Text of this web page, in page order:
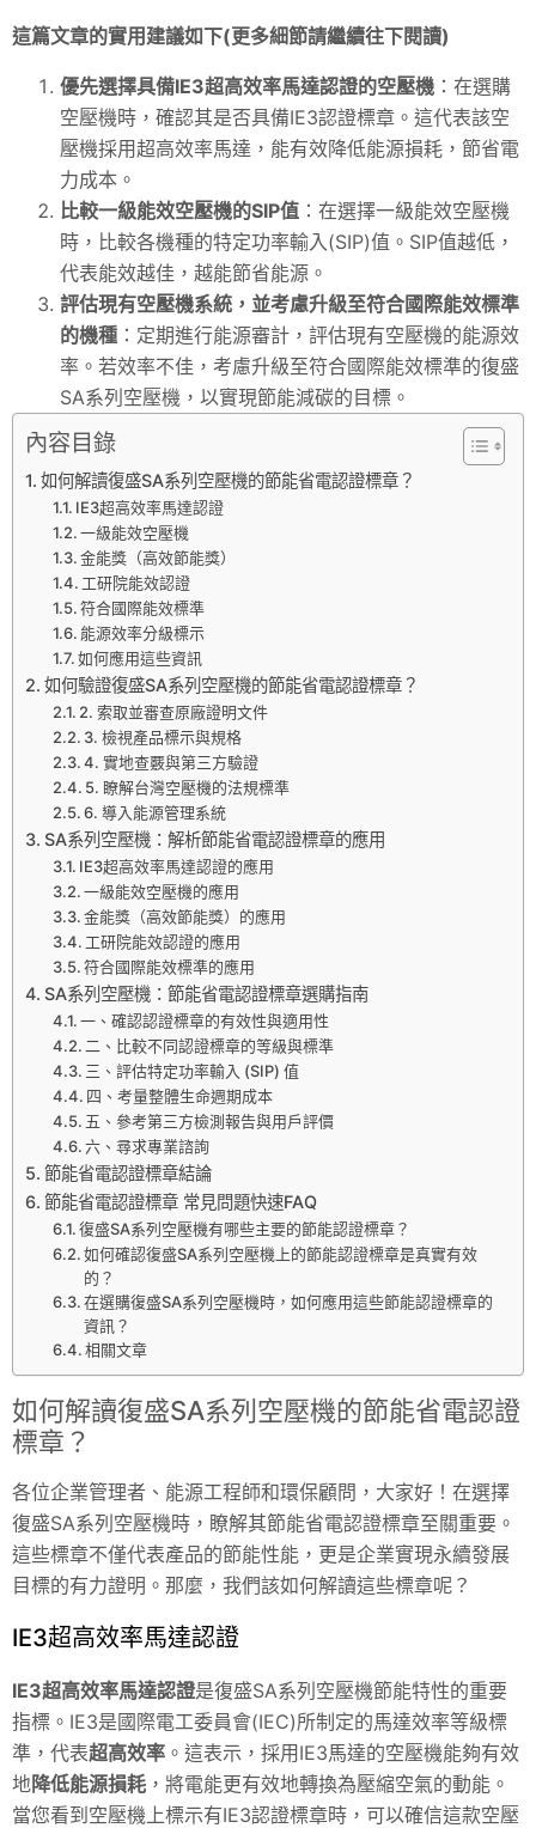
這篇文章的實用建議如下(更多細節請繼續往下閱讀)
優先選擇具備IE3超高效率馬達認證的空壓機 ：在選購
空壓機時，確認其是否具備IE3認證標章。這代表該空
壓機採用超高效率馬達，能有效降低能源損耗，節省電
力成本。
比較一級能效空壓機的SIP值 ：在選擇一級能效空壓機
時，比較各機種的特定功率輸入(SIP)值。SIP值越低，
代表能效越佳，越能節省能源。
評估現有空壓機系統，並考慮升級至符合國際能效標準
的機種 ：定期進行能源審計，評估現有空壓機的能源效
率。若效率不佳，考慮升級至符合國際能效標準的復盛
SA系列空壓機，以實現節能減碳的目標。
內容目錄
如何解讀復盛SA系列空壓機的節能省電認證標章？
IE3超高效率馬達認證
一級能效空壓機
金能獎（高效節能獎）
工研院能效認證
符合國際能效標準
能源效率分級標示
如何應用這些資訊
如何驗證復盛SA系列空壓機的節能省電認證標章？
2. 索取並審查原廠證明文件
3. 檢視產品標示與規格
4. 實地查覈與第三方驗證
5. 瞭解台灣空壓機的法規標準
6. 導入能源管理系統
SA系列空壓機：解析節能省電認證標章的應用
IE3超高效率馬達認證的應用
一級能效空壓機的應用
金能獎（高效節能獎）的應用
工研院能效認證的應用
符合國際能效標準的應用
SA系列空壓機：節能省電認證標章選購指南
一、確認認證標章的有效性與適用性
二、比較不同認證標章的等級與標準
三、評估特定功率輸入 (SIP) 值
四、考量整體生命週期成本
五、參考第三方檢測報告與用戶評價
六、尋求專業諮詢
節能省電認證標章結論
節能省電認證標章 常見問題快速FAQ
復盛SA系列空壓機有哪些主要的節能認證標章？
如何確認復盛SA系列空壓機上的節能認證標章是真實有效
的？
在選購復盛SA系列空壓機時，如何應用這些節能認證標章的
資訊？
相關文章
如何解讀復盛SA系列空壓機的節能省電認證
標章？
各位企業管理者、能源工程師和環保顧問，大家好！在選擇
復盛SA系列空壓機時，瞭解其節能省電認證標章至關重要。
這些標章不僅代表產品的節能性能，更是企業實現永續發展
目標的有力證明。那麼，我們該如何解讀這些標章呢？
IE3超高效率馬達認證
IE3超高效率馬達認證是復盛SA系列空壓機節能特性的重要
指標。IE3是國際電工委員會(IEC)所制定的馬達效率等級標
準，代表超高效率 。這表示，採用IE3馬達的空壓機能夠有效
地降低能源損耗 ，將電能更有效地轉換為壓縮空氣的動能。
當您看到空壓機上標示有IE3認證標章時，可以確信這款空壓